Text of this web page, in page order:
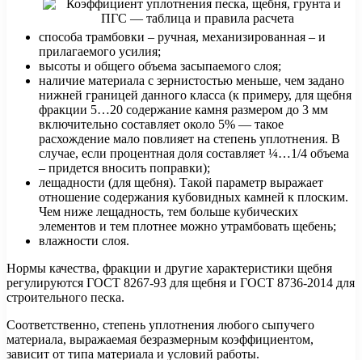
способа трамбовки – ручная, механизированная – и
прилагаемого усилия;
высоты и общего объема засыпаемого слоя;
наличие материала с зернистостью меньше, чем задано
нижней границей данного класса (к примеру, для щебня
фракции 5…20 содержание камня размером до 3 мм
включительно составляет около 5% — такое
расхождение мало повлияет на степень уплотнения. В
случае, если процентная доля составляет ¼…1/4 объема
– придется вносить поправки);
лещадности (для щебня). Такой параметр выражает
отношение содержания кубовидных камней к плоским.
Чем ниже лещадность, тем больше кубических
элементов и тем плотнее можно утрамбовать щебень;
влажности слоя.
Нормы качества, фракции и другие характеристики щебня
регулируются ГОСТ 8267-93 для щебня и ГОСТ 8736-2014 для
строительного песка.
Соответственно, степень уплотнения любого сыпучего
материала, выражаемая безразмерным коэффициентом,
зависит от типа материала и условий работы.